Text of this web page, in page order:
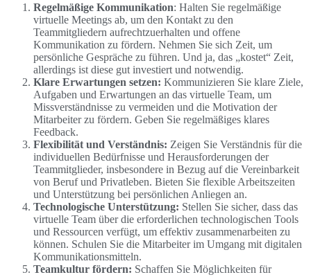
Regelmäßige Kommunikation: Halten Sie regelmäßige
virtuelle Meetings ab, um den Kontakt zu den
Teammitgliedern aufrechtzuerhalten und offene
Kommunikation zu fördern. Nehmen Sie sich Zeit, um
persönliche Gespräche zu führen. Und ja, das „kostet“ Zeit,
allerdings ist diese gut investiert und notwendig.
Klare Erwartungen setzen: Kommunizieren Sie klare Ziele,
Aufgaben und Erwartungen an das virtuelle Team, um
Missverständnisse zu vermeiden und die Motivation der
Mitarbeiter zu fördern. Geben Sie regelmäßiges klares
Feedback.
Flexibilität und Verständnis: Zeigen Sie Verständnis für die
individuellen Bedürfnisse und Herausforderungen der
Teammitglieder, insbesondere in Bezug auf die Vereinbarkeit
von Beruf und Privatleben. Bieten Sie flexible Arbeitszeiten
und Unterstützung bei persönlichen Anliegen an.
Technologische Unterstützung: Stellen Sie sicher, dass das
virtuelle Team über die erforderlichen technologischen Tools
und Ressourcen verfügt, um effektiv zusammenarbeiten zu
können. Schulen Sie die Mitarbeiter im Umgang mit digitalen
Kommunikationsmitteln.
Teamkultur fördern: Schaffen Sie Möglichkeiten für